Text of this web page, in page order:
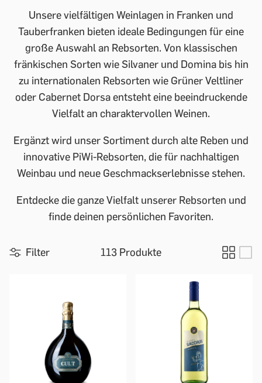
Unsere vielfältigen Weinlagen in Franken und
Tauberfranken bieten ideale Bedingungen für eine
große Auswahl an Rebsorten. Von klassischen
fränkischen Sorten wie Silvaner und Domina bis hin
zu internationalen Rebsorten wie Grüner Veltliner
oder Cabernet Dorsa entsteht eine beeindruckende
Vielfalt an charaktervollen Weinen.
Ergänzt wird unser Sortiment durch alte Reben und
innovative PiWi-Rebsorten, die für nachhaltigen
Weinbau und neue Geschmackserlebnisse stehen.
Entdecke die ganze Vielfalt unserer Rebsorten und
finde deinen persönlichen Favoriten.
Filter 113 Produkte